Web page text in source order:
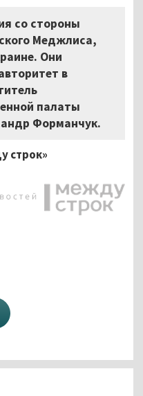
со стороны
Меджлиса,
Они
в
палаты
Форманчук.
строк»